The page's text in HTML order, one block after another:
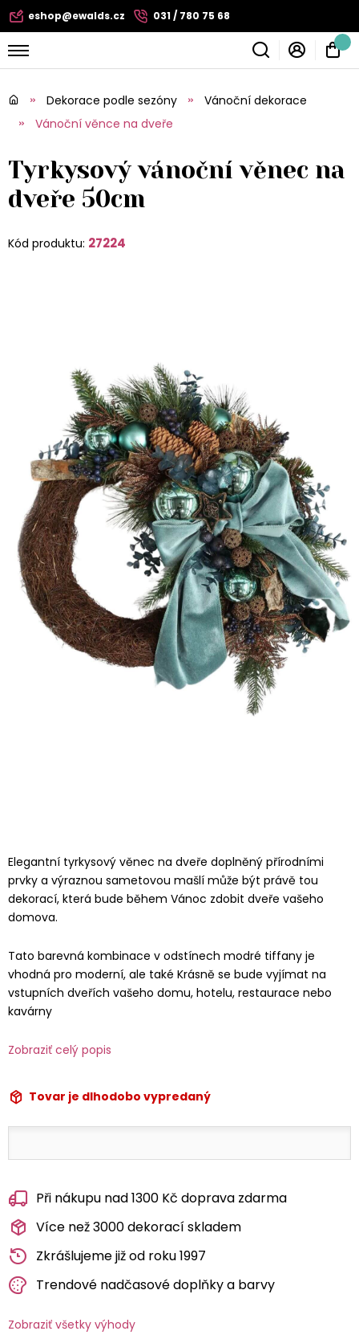
eshop@ewalds.cz 031 / 780 75 68
Dekorace podle sezóny
Vánoční dekorace
Vánoční věnce na dveře
Tyrkysový vánoční věnec na
dveře 50cm
Kód produktu: 27224
Elegantní tyrkysový věnec na dveře doplněný přírodními
prvky a výraznou sametovou mašlí může být právě tou
dekorací, která bude během Vánoc zdobit dveře vašeho
domova.
Tato barevná kombinace v odstínech modré tiffany je
vhodná pro moderní, ale také Krásně se bude vyjímat na
vstupních dveřích vašeho domu, hotelu, restaurace nebo
kavárny
Zobraziť celý popis
Tovar je dlhodobo vypredaný
Při nákupu nad 1300 Kč doprava zdarma
Více než 3000 dekorací skladem
Zkrášlujeme již od roku 1997
Trendové nadčasové doplňky a barvy
Zobraziť všetky výhody